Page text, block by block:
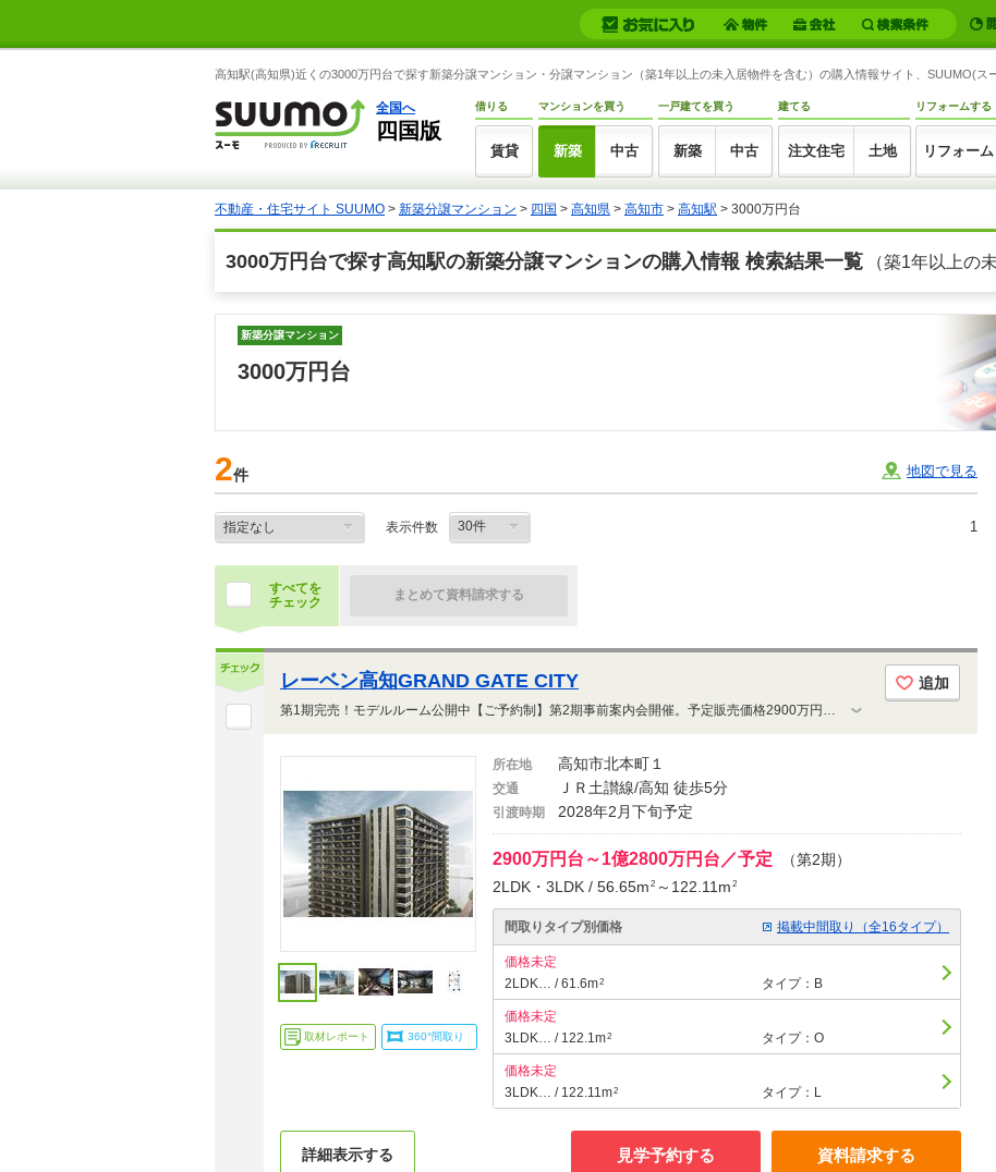
高知駅(高知県)近くの3000万円台で探す新築分譲マンション・分譲マンション（築1年以上の未入居物件を含む）の購入情報サイト、SUUMO(ス
全国へ
四国版
借りる
賃貸
マンションを買う
新築 中古
一戸建てを買う
新築 中古
建てる
注文住宅 土地
リフォームする
リフォーム
不動産・住宅サイト SUUMO > 新築分譲マンション > 四国 > 高知県 > 高知市 > 高知駅 > 3000万円台
3000万円台で探す高知駅の新築分譲マンションの購入情報 検索結果一覧 （築1年以上の
新築分譲マンション
3000万円台
2件 地図で見る
表示件数 1
すべてを
チェック
まとめて資料請求する
レーベン高知GRAND GATE CITY 追加
第1期完売！モデルルーム公開中【ご予約制】第2期事前案内会開催。予定販売価格2900万円台～。周辺に生活利便施設が揃う。地上15階建て・全149邸の大規模レジデンス。駐車場100％完備 ※車種等には制限があります。マルチルーム(カラオケ・シアター)・フィットネスルーム等の豊富な共用施設
取材レポート 360°間取り
所在地 高知市北本町１
交通 ＪＲ土讃線/高知 徒歩5分
引渡時期 2028年2月下旬予定
2900万円台～1億2800万円台／予定 （第2期）
2LDK・3LDK / 56.65m 2 ～122.11m 2
間取りタイプ別価格 掲載中間取り（全16タイプ）
価格未定
2LDK… / 61.6m2 タイプ：B
価格未定
3LDK… / 122.1m2 タイプ：O
価格未定
3LDK… / 122.11m2 タイプ：L
詳細表示する 見学予約する 資料請求する